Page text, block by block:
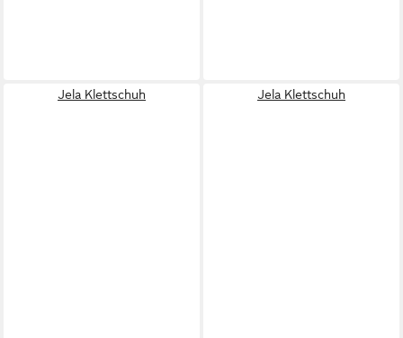
Jela Klettschuh Jela Klettschuh